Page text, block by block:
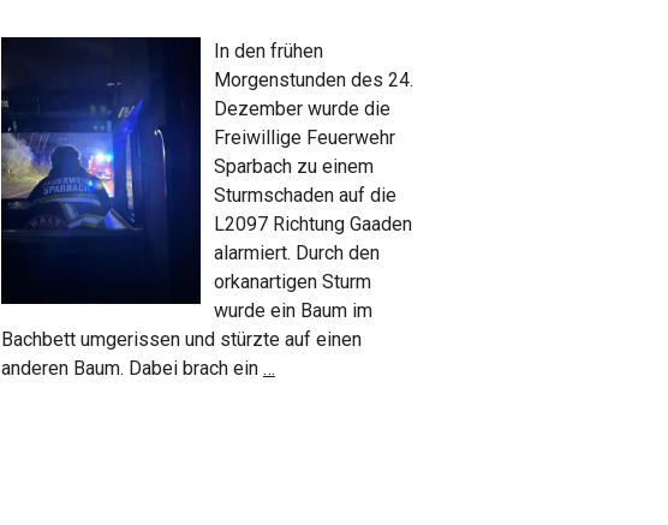
In den frühen
Morgenstunden des 24.
Dezember wurde die
Freiwillige Feuerwehr
Sparbach zu einem
Sturmschaden auf die
L2097 Richtung Gaaden
alarmiert. Durch den
orkanartigen Sturm
wurde ein Baum im
Bachbett umgerissen und stürzte auf einen
anderen Baum. Dabei brach ein …Sturmschaden